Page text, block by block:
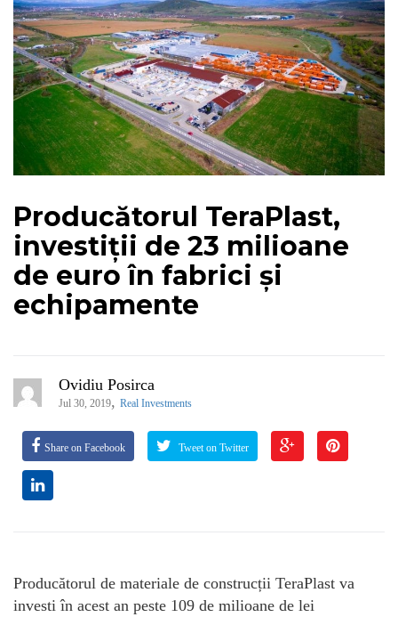
Producătorul TeraPlast,
investiții de 23 milioane
de euro în fabrici și
echipamente
Ovidiu Posirca
Jul 30, 2019, Real Investments
Share on Facebook Tweet on Twitter
Producătorul de materiale de construcții TeraPlast va
investi în acest an peste 109 de milioane de lei